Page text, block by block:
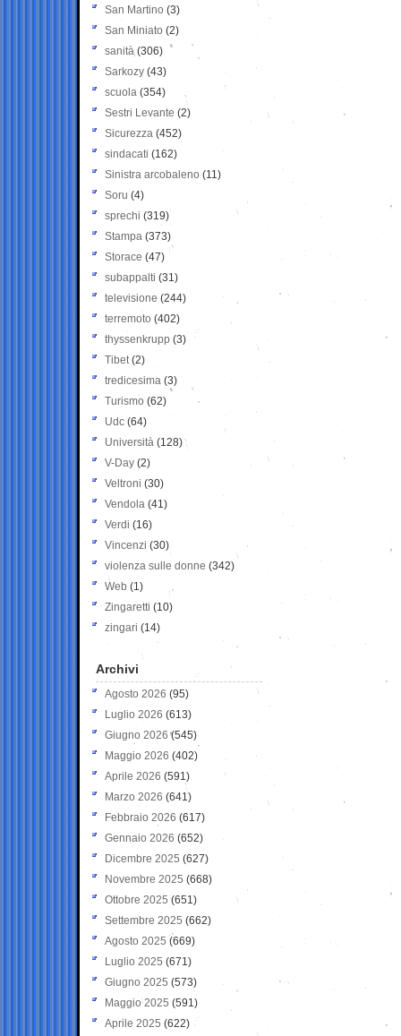
San Martino (3)
San Miniato (2)
sanità (306)
Sarkozy (43)
scuola (354)
Sestri Levante (2)
Sicurezza (452)
sindacati (162)
Sinistra arcobaleno (11)
Soru (4)
sprechi (319)
Stampa (373)
Storace (47)
subappalti (31)
televisione(244)
terremoto (402)
thyssenkrupp (3)
Tibet(2)
tredicesima (3)
Turismo (62)
Udc (64)
Università (128)
V-Day (2)
Veltroni (30)
Vendola (41)
Verdi (16)
Vincenzi (30)
violenza sulle donne (342)
Web (1)
Zingaretti (10)
zingari (14)
Archivi
Agosto 2026 (95)
Luglio 2026 (613)
Giugno 2026 (545)
Maggio 2026 (402)
Aprile 2026 (591)
Marzo 2026 (641)
Febbraio 2026 (617)
Gennaio 2026 (652)
Dicembre 2025 (627)
Novembre 2025 (668)
Ottobre 2025 (651)
Settembre 2025 (662)
Agosto 2025 (669)
Luglio 2025 (671)
Giugno 2025 (573)
Maggio 2025 (591)
Aprile 2025 (622)